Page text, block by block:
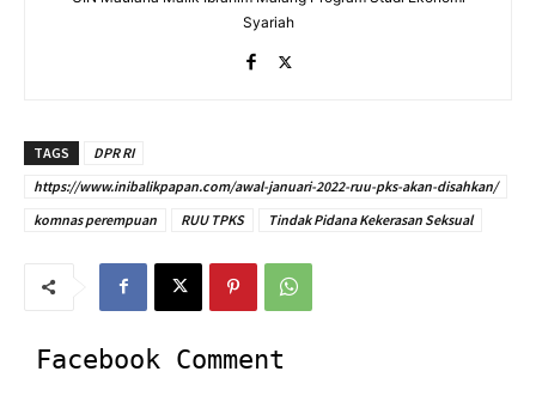
Syariah
TAGS
DPR RI
https://www.inibalikpapan.com/awal-januari-2022-ruu-pks-akan-disahkan/
komnas perempuan
RUU TPKS Tindak Pidana Kekerasan Seksual
Facebook Comment